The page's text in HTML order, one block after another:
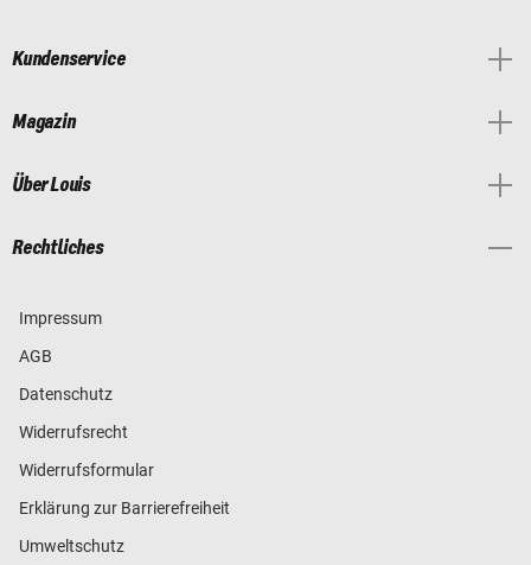
Kundenservice
Magazin
Über Louis
Rechtliches
Impressum
AGB
Datenschutz
Widerrufsrecht
Widerrufsformular
Erklärung zur Barrierefreiheit
Umweltschutz